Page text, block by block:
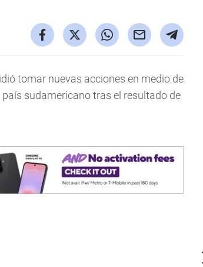
tomar nuevas acciones en medio de
sudamericano tras el resultado de